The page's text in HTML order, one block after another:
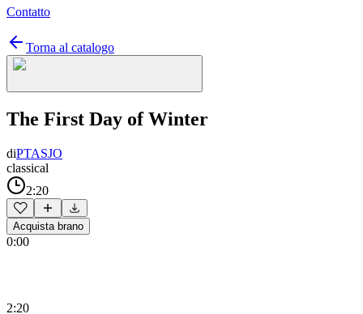
Contatto
Torna al catalogo
The First Day of Winter
diPTASJO
classical
2:20
Acquista brano
0:00
2:20